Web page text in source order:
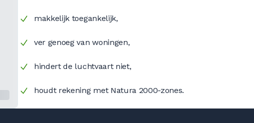
makkelijk toegankelijk,
ver genoeg van woningen,
hindert de luchtvaart niet,
houdt rekening met Natura 2000-zones.